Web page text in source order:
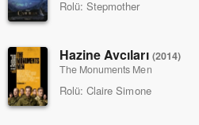
Rolü: Stepmother
Hazine Avcıları (2014)
The Monuments Men
Rolü: Claire Simone